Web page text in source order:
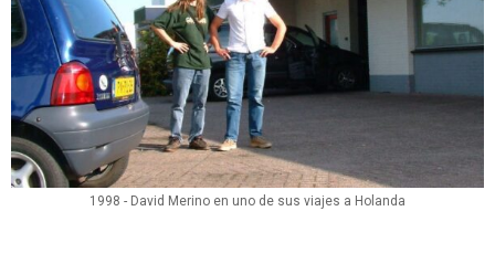
1998 - David Merino en uno de sus viajes a Holanda